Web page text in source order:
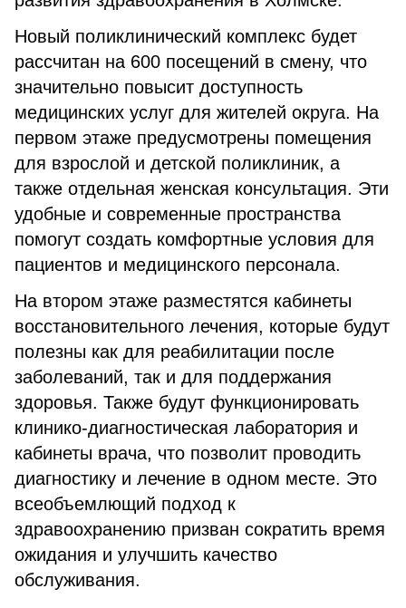
Новый поликлинический комплекс будет
рассчитан на 600 посещений в смену, что
значительно повысит доступность
медицинских услуг для жителей округа. На
первом этаже предусмотрены помещения
для взрослой и детской поликлиник, а
также отдельная женская консультация. Эти
удобные и современные пространства
помогут создать комфортные условия для
пациентов и медицинского персонала.
На втором этаже разместятся кабинеты
восстановительного лечения, которые будут
полезны как для реабилитации после
заболеваний, так и для поддержания
здоровья. Также будут функционировать
клинико-диагностическая лаборатория и
кабинеты врача, что позволит проводить
диагностику и лечение в одном месте. Это
всеобъемлющий подход к
здравоохранению призван сократить время
ожидания и улучшить качество
обслуживания.